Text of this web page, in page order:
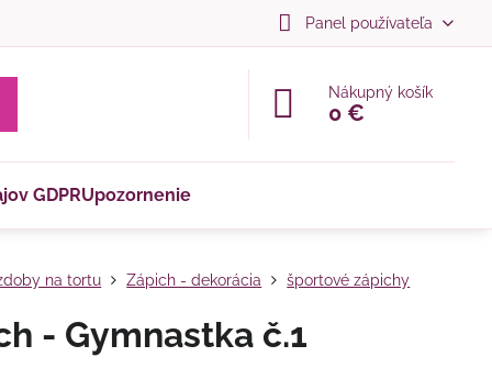
Panel používateľa
Nákupný košík
0 €
GDPRUpozornenie
na tortu Zápich - dekorácia športové zápichy
- Gymnastka č.1